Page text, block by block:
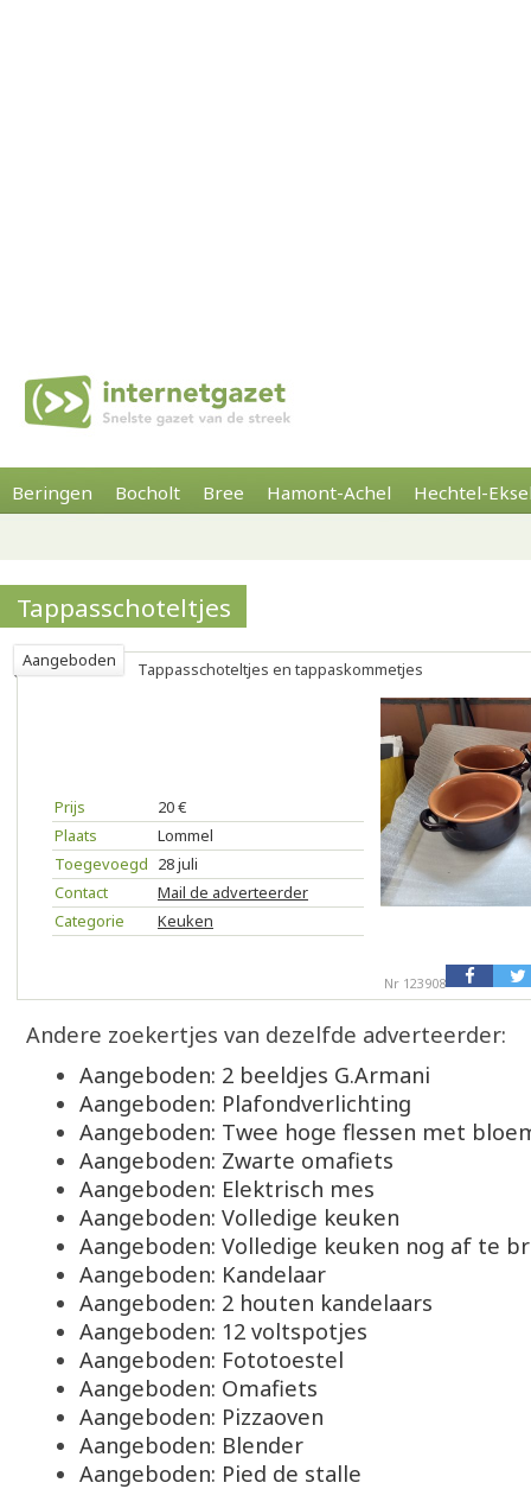
Beringen Bocholt Bree Hamont-Achel Hechtel-
Tappasschoteltjes
Aangeboden Tappasschoteltjes en tappaskommetjes
Prijs
20 €
Plaats
Lommel
Toegevoegd 28 juli
Contact
Mail de adverteerder
Categorie
Keuken
Nr 123908
Andere zoekertjes van dezelfde adverteerder:
Aangeboden: 2 beeldjes G.Armani
Aangeboden: Plafondverlichting
Aangeboden: Twee hoge flessen met
Aangeboden: Zwarte omafiets
Aangeboden: Elektrisch mes
Aangeboden: Volledige keuken
Aangeboden: Volledige keuken nog af te
Aangeboden: Kandelaar
Aangeboden: 2 houten kandelaars
Aangeboden: 12 voltspotjes
Aangeboden: Fototoestel
Aangeboden: Omafiets
Aangeboden: Pizzaoven
Aangeboden: Blender
Aangeboden: Pied de stalle